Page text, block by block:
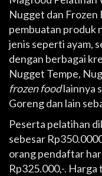
Nugget dan Frozen
pembuatan produk
jenis seperti ayam,
dengan berbagai
Nugget Tempe,
frozen foodlainnya
Goreng dan lain
Peserta pelatihan
sebesar
orang pendaftar
Rp325.000,-.